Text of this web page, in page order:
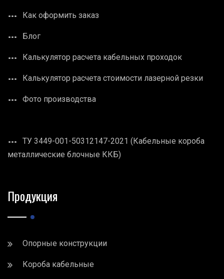
Как оформить заказ
Блог
Калькулятор расчета кабельных проходок
Калькулятор расчета стоимости лазерной резки
Фото производства
ТУ 3449-001-50312147-2021 (Кабельные короба
металлические блочные ККБ)
Продукция
Опорные конструкции
Короба кабельные